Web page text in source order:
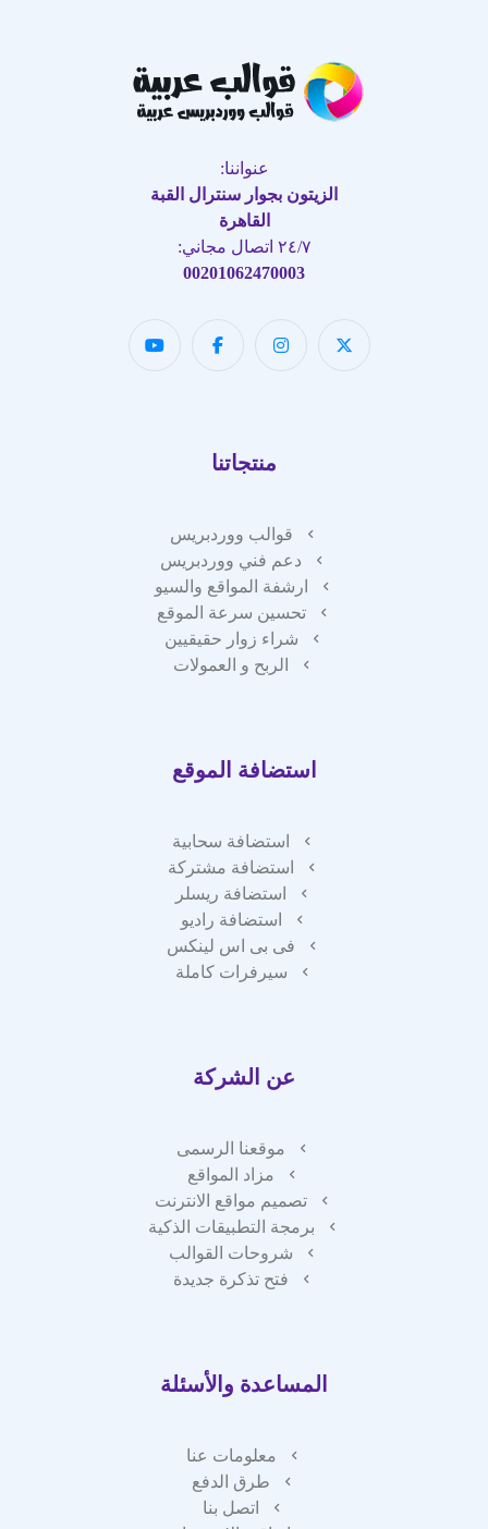
عنواننا:
الزيتون بجوار سنترال القبة
القاهرة
٢٤/٧ اتصال مجاني:
00201062470003
منتجاتنا
قوالب ووردبريس
دعم فني ووردبريس
ارشفة المواقع والسيو
تحسين سرعة الموقع
شراء زوار حقيقيين
الربح و العمولات
استضافة الموقع
استضافة سحابية
استضافة مشتركة
استضافة ريسلر
استضافة راديو
فى بى اس لينكس
سيرفرات كاملة
عن الشركة
موقعنا الرسمى
مزاد المواقع
تصميم مواقع الانترنت
برمجة التطبيقات الذكية
شروحات القوالب
فتح تذكرة جديدة
المساعدة والأسئلة
معلومات عنا
طرق الدفع
اتصل بنا